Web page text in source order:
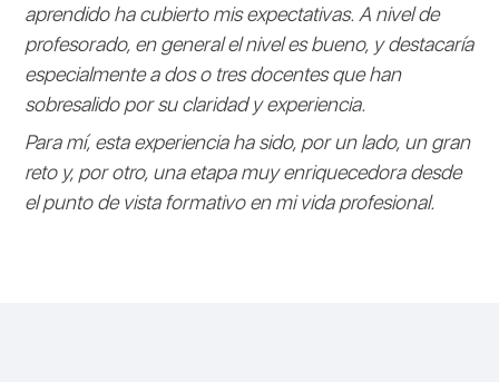
aprendido ha cubierto mis expectativas. A nivel de
profesorado, en general el nivel es bueno, y destacaría
especialmente a dos o tres docentes que han
sobresalido por su claridad y experiencia.
Para mí, esta experiencia ha sido, por un lado, un gran
reto y, por otro, una etapa muy enriquecedora desde
el punto de vista formativo en mi vida profesional.